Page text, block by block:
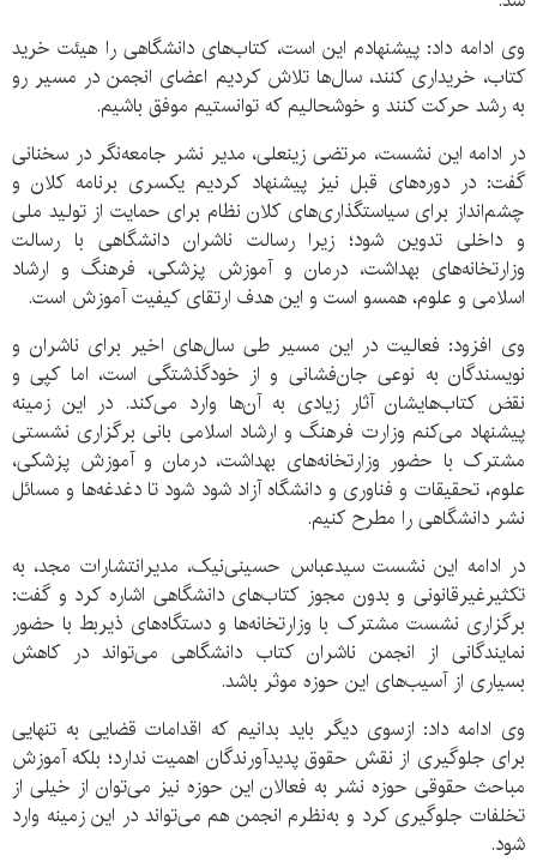
وی ادامه داد: پیشنهادم این است، کتاب‌های دانشگاهی را هیئت خرید
کتاب، خریداری کنند، سال‌ها تلاش کردیم اعضای انجمن در مسیر رو
به رشد حرکت کنند و خوشحالیم که توانستیم موفق باشیم.
در ادامه این نشست، مرتضی زینعلی، مدیر نشر جامعه‌نگر در سخنانی
گفت: در دوره‌های قبل نیز پیشنهاد کردیم یکسری برنامه کلان و
چشم‌انداز برای سیاستگذاری‌های کلان نظام برای حمایت از تولید ملی
و داخلی تدوین شود؛ زیرا رسالت ناشران دانشگاهی با رسالت
وزارتخانه‌های بهداشت، درمان و آموزش پزشکی، فرهنگ و ارشاد
اسلامی و علوم، همسو است و این هدف ارتقای کیفیت آموزش است.
وی افزود: فعالیت در این مسیر طی سال‌های اخیر برای ناشران و
نویسندگان به نوعی جان‌فشانی و از خودگذشتگی است، اما کپی و
نقض کتاب‌هایشان آثار زیادی به آن‌ها وارد می‌کند. در این زمینه
پیشنهاد می‌کنم وزارت فرهنگ و ارشاد اسلامی بانی برگزاری نشستی
مشترک با حضور وزارتخانه‌های بهداشت، درمان و آموزش پزشکی،
علوم، تحقیقات و فناوری و دانشگاه آزاد شود شود تا دغدغه‌ها و مسائل
نشر دانشگاهی را مطرح کنیم.
در ادامه این نشست سیدعباس حسینی‌نیک، مدیرانتشارات مجد، به
تکثیرغیرقانونی و بدون مجوز کتاب‌های دانشگاهی اشاره کرد و گفت:
برگزاری نشست مشترک با وزارتخانه‌ها و دستگاه‌های ذیربط با حضور
نمایندگانی از انجمن ناشران کتاب دانشگاهی می‌تواند در کاهش
بسیاری از آسیب‌های این حوزه موثر باشد.
وی ادامه داد: ازسوی دیگر باید بدانیم که اقدامات قضایی به تنهایی
برای جلوگیری از نقش حقوق پدیدآورندگان اهمیت ندارد؛ بلکه آموزش
مباحث حقوقی حوزه نشر به فعالان این حوزه نیز می‌توان از خیلی از
تخلفات جلوگیری کرد و به‌نظرم انجمن هم می‌تواند در این زمینه وارد
شود.